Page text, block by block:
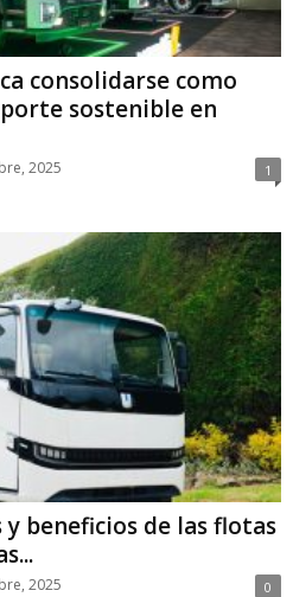
consolidarse como
sostenible en
2025 1
beneficios de las flotas
2025 0